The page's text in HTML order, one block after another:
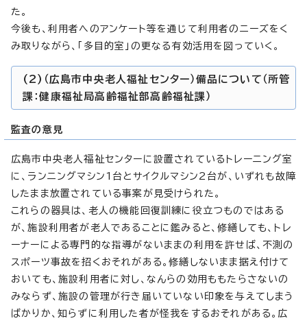
た。
今後も、利用者へのアンケート等を通じて利用者のニーズをく
み取りながら、「多目的室」の更なる有効活用を図っていく。
(2)（広島市中央老人福祉センター）備品について（所管
課：健康福祉局高齢福祉部高齢福祉課）
監査の意見
広島市中央老人福祉センターに設置されているトレーニング室
に、ランニングマシン1台とサイクルマシン2台が、いずれも故障
したまま放置されている事案が見受けられた。
これらの器具は、老人の機能回復訓練に役立つものではある
が、施設利用者が老人であることに鑑みると、修繕しても、トレ
ーナーによる専門的な指導がないままの利用を許せば、不測の
スポーツ事故を招くおそれがある。修繕しないまま据え付けて
おいても、施設利用者に対し、なんらの効用ももたらさないの
みならず、施設の管理が行き届いていない印象を与えてしまう
ばかりか、知らずに利用した者が怪我をするおそれがある。広